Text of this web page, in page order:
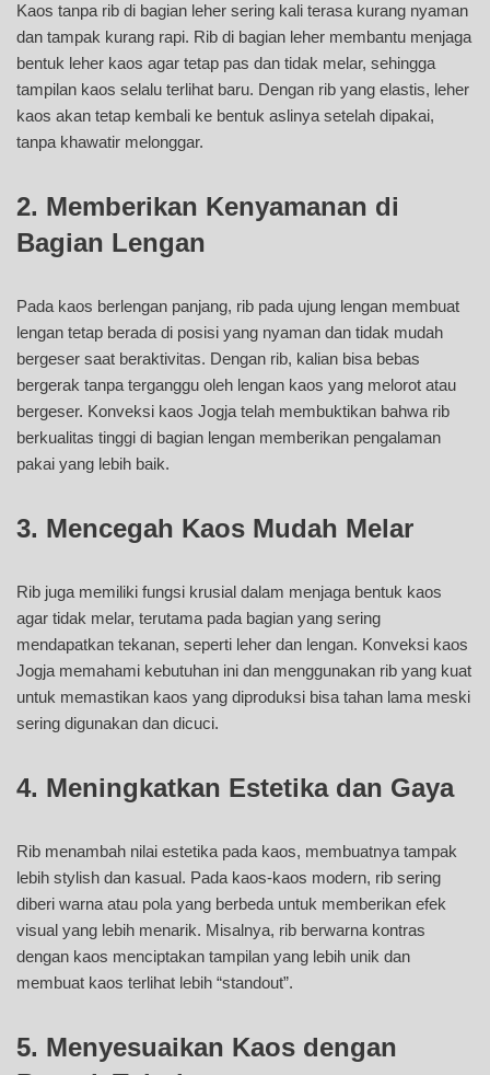
Kaos tanpa rib di bagian leher sering kali terasa kurang nyaman
dan tampak kurang rapi. Rib di bagian leher membantu menjaga
bentuk leher kaos agar tetap pas dan tidak melar, sehingga
tampilan kaos selalu terlihat baru. Dengan rib yang elastis, leher
kaos akan tetap kembali ke bentuk aslinya setelah dipakai,
tanpa khawatir melonggar.
2. Memberikan Kenyamanan di
Bagian Lengan
Pada kaos berlengan panjang, rib pada ujung lengan membuat
lengan tetap berada di posisi yang nyaman dan tidak mudah
bergeser saat beraktivitas. Dengan rib, kalian bisa bebas
bergerak tanpa terganggu oleh lengan kaos yang melorot atau
bergeser. Konveksi kaos Jogja telah membuktikan bahwa rib
berkualitas tinggi di bagian lengan memberikan pengalaman
pakai yang lebih baik.
3. Mencegah Kaos Mudah Melar
Rib juga memiliki fungsi krusial dalam menjaga bentuk kaos
agar tidak melar, terutama pada bagian yang sering
mendapatkan tekanan, seperti leher dan lengan. Konveksi kaos
Jogja memahami kebutuhan ini dan menggunakan rib yang kuat
untuk memastikan kaos yang diproduksi bisa tahan lama meski
sering digunakan dan dicuci.
4. Meningkatkan Estetika dan Gaya
Rib menambah nilai estetika pada kaos, membuatnya tampak
lebih stylish dan kasual. Pada kaos-kaos modern, rib sering
diberi warna atau pola yang berbeda untuk memberikan efek
visual yang lebih menarik. Misalnya, rib berwarna kontras
dengan kaos menciptakan tampilan yang lebih unik dan
membuat kaos terlihat lebih “standout”.
5. Menyesuaikan Kaos dengan